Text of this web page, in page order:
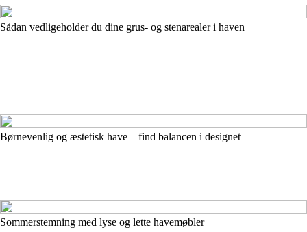
Sådan vedligeholder du dine grus- og stenarealer i haven
Børnevenlig og æstetisk have – find balancen i designet
Sommerstemning med lyse og lette havemøbler